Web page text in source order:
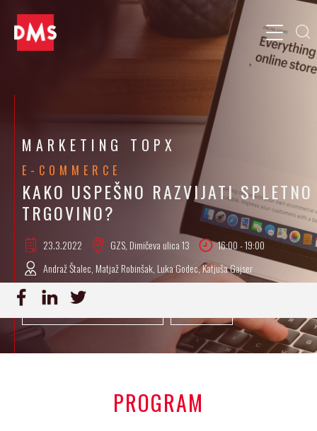
MARKETING TOPX
E-COMMERCE
KAKO USPEŠNO RAZVIJATI SPLETNO
TRGOVINO?
23.3.2022 GZS, Dimičeva ulica 13
16:00 - 19:00
Andraž Štalec, Matjaž Robinšak, Luka Godec, Katjuša Gajser
PROGRAM